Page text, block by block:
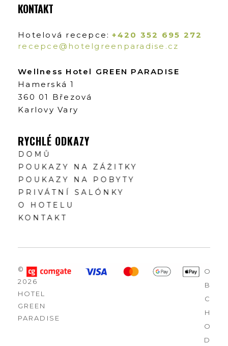
KONTAKT
Hotelová recepce: +420 352 695 272
recepce@hotelgreenparadise.cz
Wellness Hotel GREEN PARADISE
Hamerská 1
360 01 Březová
Karlovy Vary
RYCHLÉ ODKAZY
DOMŮ
POUKAZY NA ZÁŽITKY
POUKAZY NA POBYTY
PRIVÁTNÍ SALÓNKY
O HOTELU
KONTAKT
©
2026
HOTEL
GREEN
PARADISE
O
B
C
H
O
D